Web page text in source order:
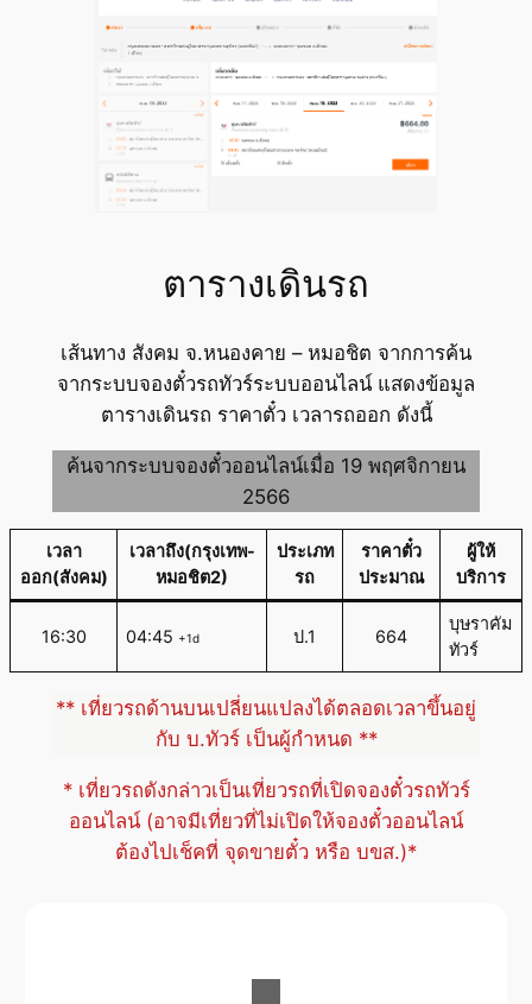
ตารางเดินรถ
เส้นทาง สังคม จ.หนองคาย – หมอชิต จากการค้น
จากระบบจองตั๋วรถทัวร์ระบบออนไลน์ แสดงข้อมูล
ตารางเดินรถ ราคาตั๋ว เวลารถออก ดังนี้
ค้นจากระบบจองตั๋วออนไลน์เมื่อ 19 พฤศจิกายน
2566
เวลา
ออก(สังคม)
เวลาถึง(กรุงเทพ-
หมอชิต2)
ประเภท
รถ
ราคาตั๋ว
ประมาณ
ผู้ให้
บริการ
16:30 04:45 +1d ป.1 664
บุษราคัม
ทัวร์
** เที่ยวรถด้านบนเปลี่ยนแปลงได้ตลอดเวลาขึ้นอยู่
กับ บ.ทัวร์ เป็นผู้กำหนด **
* เที่ยวรถดังกล่าวเป็นเที่ยวรถที่เปิดจองตั๋วรถทัวร์
ออนไลน์ (อาจมีเที่ยวที่ไม่เปิดให้จองตั๋วออนไลน์
ต้องไปเช็คที่ จุดขายตั๋ว หรือ บขส.)*